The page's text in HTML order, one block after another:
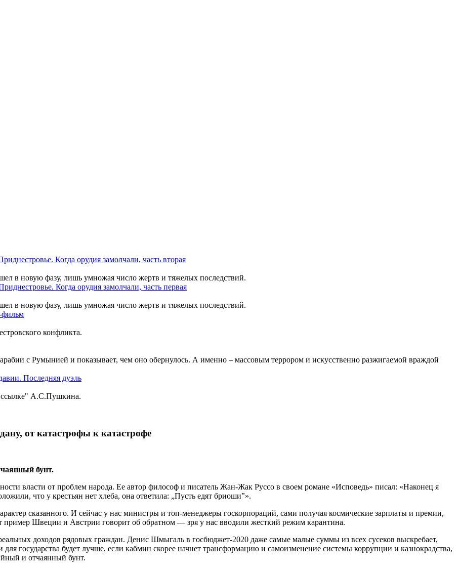
в новую фазу, лишь умножая число жертв и тяжелых последствий.
в новую фазу, лишь умножая число жертв и тяжелых последствий.
конфликта.
с Румынией и показывает, чем оно обернулось. А именно – массовым террором и искусственно разжигаемой враждой
ссылке" А.С.Пушкина.
от катастрофы к катастрофе
бунт.
власти от проблем народа. Ее автор философ и писатель Жан-Жак Руссо в своем романе «Исповедь» писал: «Наконец я
что у крестьян нет хлеба, она ответила: „Пусть едят бриоши‟».
сказанного. И сейчас у нас министры и топ-менеджеры госкорпораций, сами получая космические зарплаты и премии,
пример Швеции и Австрии говорит об обратном — зря у нас вводили жесткий режим карантина.
доходов рядовых граждан. Денис Шмыгаль в госбюджет-2020 даже самые малые суммы из всех сусеков выскребает,
государства будет лучше, если кабмин скорее начнет трансформацию и самоизменение системы коррупции и казнокрадства,
и отчаянный бунт.